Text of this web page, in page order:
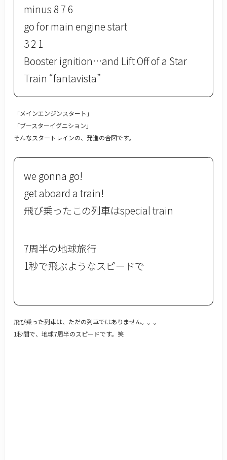
minus 8 7 6
go for main engine start
3 2 1
Booster ignition…and Lift Off of a Star
Train “fantavista”
「メインエンジンスタート」
「ブースターイグニション」
そんなスタートレインの、発進の合図です。
we gonna go!
get aboard a train!
飛び乗ったこの列車はspecial train
7周半の地球旅行
1秒で飛ぶようなスピードで
飛び乗った列車は、ただの列車ではありません。。。
1秒間で、地球7周半のスピードです。笑